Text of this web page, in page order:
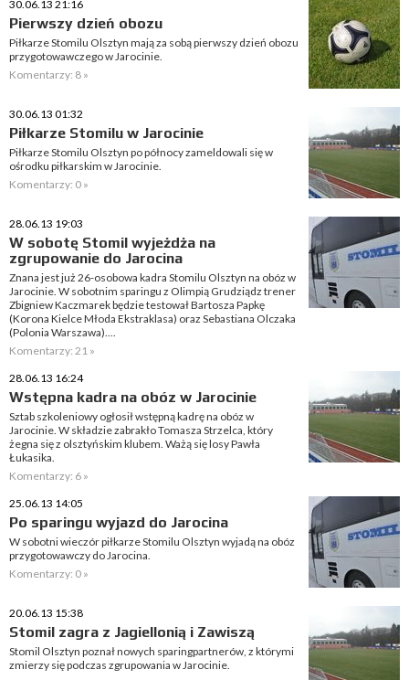
30.06.13 21:16
Pierwszy dzień obozu
Piłkarze Stomilu Olsztyn mają za sobą pierwszy dzień obozu
przygotowawczego w Jarocinie.
Komentarzy: 8 »
30.06.13 01:32
Piłkarze Stomilu w Jarocinie
Piłkarze Stomilu Olsztyn po północy zameldowali się w
ośrodku piłkarskim w Jarocinie.
Komentarzy: 0 »
28.06.13 19:03
W sobotę Stomil wyjeżdża na
zgrupowanie do Jarocina
Znana jest już 26-osobowa kadra Stomilu Olsztyn na obóz w
Jarocinie. W sobotnim sparingu z Olimpią Grudziądz trener
Zbigniew Kaczmarek będzie testował Bartosza Papkę
(Korona Kielce Młoda Ekstraklasa) oraz Sebastiana Olczaka
(Polonia Warszawa)....
Komentarzy: 21 »
28.06.13 16:24
Wstępna kadra na obóz w Jarocinie
Sztab szkoleniowy ogłosił wstępną kadrę na obóz w
Jarocinie. W składzie zabrakło Tomasza Strzelca, który
żegna się z olsztyńskim klubem. Ważą się losy Pawła
Łukasika.
Komentarzy: 6 »
25.06.13 14:05
Po sparingu wyjazd do Jarocina
W sobotni wieczór piłkarze Stomilu Olsztyn wyjadą na obóz
przygotowawczy do Jarocina.
Komentarzy: 0 »
20.06.13 15:38
Stomil zagra z Jagiellonią i Zawiszą
Stomil Olsztyn poznał nowych sparingpartnerów, z którymi
zmierzy się podczas zgrupowania w Jarocinie.